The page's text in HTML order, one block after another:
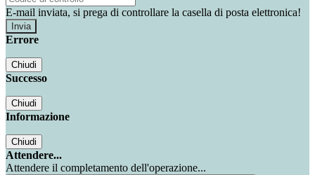
E-mail inviata, si prega di controllare la casella di posta elettronica!
Errore
Chiudi
Successo
Chiudi
Informazione
Chiudi
Attendere...
Attendere il completamento dell'operazione...